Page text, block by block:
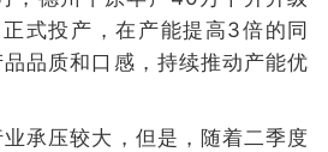
式投产，在产能提高3倍的同
品质和口感，持续推动产能优
承压较大，但是，随着二季度